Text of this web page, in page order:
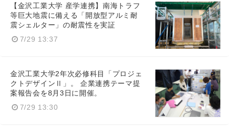
【金沢工業大学 産学連携】南海トラフ
等巨大地震に備える「開放型アルミ耐
震シェルター」の耐震性を実証
7/29 13:37
金沢工業大学2年次必修科目「プロジェ
クトデザインⅡ」。 企業連携テーマ提
案報告会を8月3日に開催。
7/29 13:30